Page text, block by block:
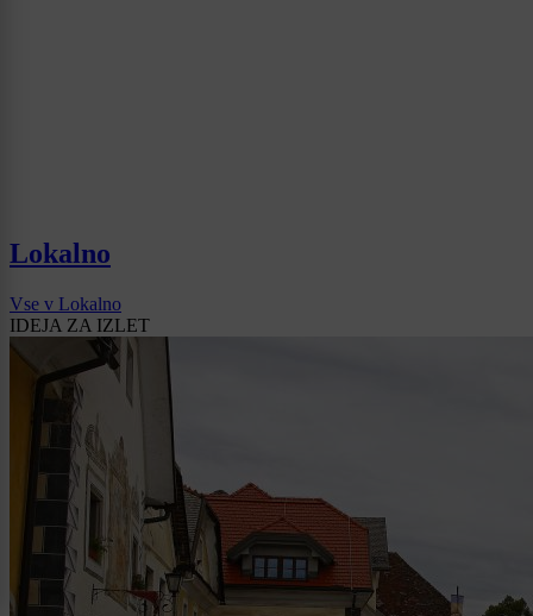
Lokalno
Vse v Lokalno
IDEJA ZA IZLET